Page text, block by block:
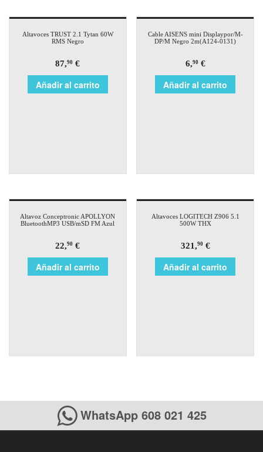
Altavoces TRUST 2.1 Tytan 60W
RMS Negro
87,90 €
Añadir al carrito
Cable AISENS mini Displaypor/M-
DP/M Negro 2m(A124-0131)
6,90€
Añadir al carrito
Altavoz Conceptronic APOLLYON
BluetoothMP3 USB/mSD FM Azul
22,90 €
Añadir al carrito
Altavoces LOGITECH Z906 5.1
500W THX
321,90€
Añadir al carrito
WhatsApp 608 021 425